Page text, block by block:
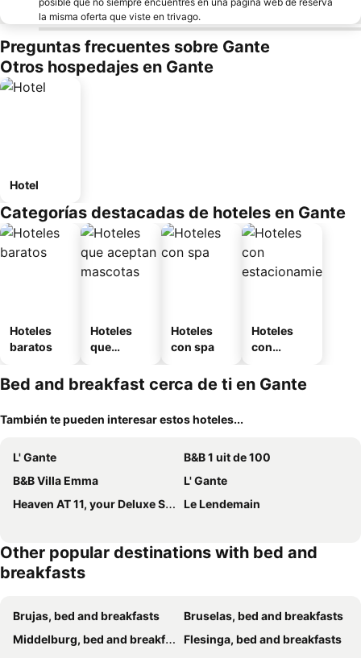
la misma oferta que viste en trivago.
Preguntas frecuentes sobre Gante
Otros hospedajes en Gante
Hotel
Categorías destacadas de hoteles en Gante
Hoteles
baratos
Hoteles
que
mascotas
Hoteles
con spa
Hoteles
con
miento
Bed and breakfast cerca de ti en Gante
También te pueden interesar estos hoteles...
L' Gante
B&B 1 uit de 100
B&B Villa Emma
L' Gante
Heaven AT 11, your Deluxe Studio with personal bathroom, kitchenette & terrace
Le Lendemain
Other popular destinations with bed and
breakfasts
Brujas, bed and breakfasts
Bruselas, bed and breakfasts
Middelburg, bed and breakfasts
Flesinga, bed and breakfasts